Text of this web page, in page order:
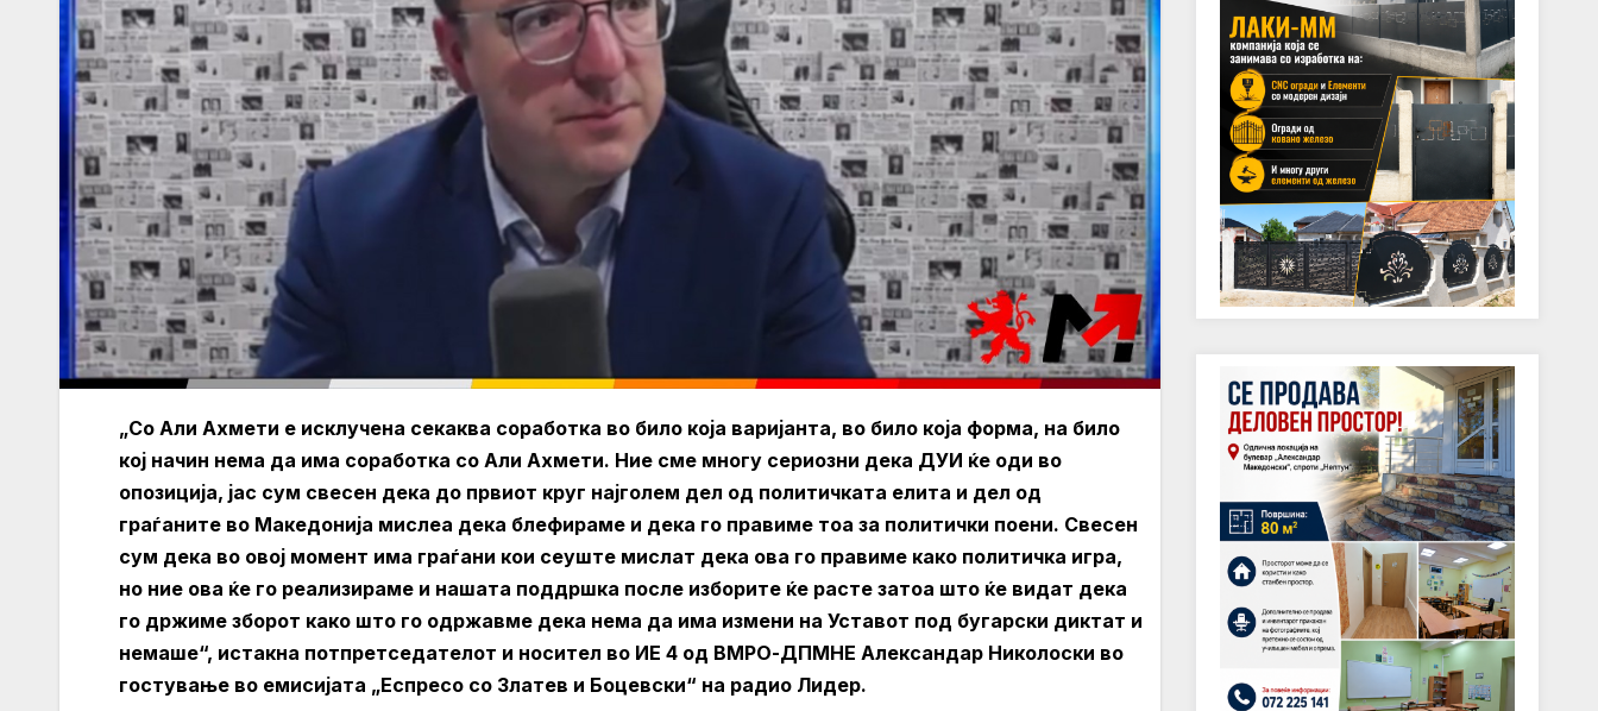
„Со Али Ахмети е исклучена секаква соработка во било која варијанта, во било која форма, на било
кој начин нема да има соработка со Али Ахмети. Ние сме многу сериозни дека ДУИ ќе оди во
опозиција, јас сум свесен дека до првиот круг најголем дел од политичката елита и дел од
граѓаните во Македонија мислеа дека блефираме и дека го правиме тоа за политички поени. Свесен
сум дека во овој момент има граѓани кои сеуште мислат дека ова го правиме како политичка игра,
но ние ова ќе го реализираме и нашата поддршка после изборите ќе расте затоа што ќе видат дека
го држиме зборот како што го одржавме дека нема да има измени на Уставот под бугарски диктат и
немаше“, истакна потпретседателот и носител во ИЕ 4 од ВМРО-ДПМНЕ Александар Николоски во
гостување во емисијата „Еспресо со Златев и Боцевски“ на радио Лидер.